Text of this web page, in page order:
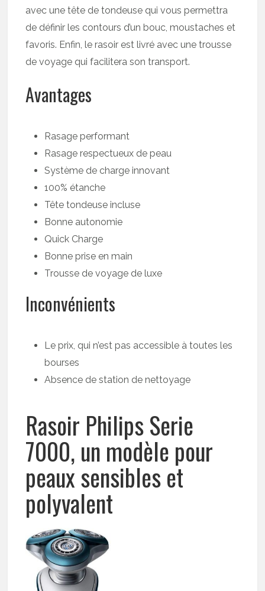
avec une tête de tondeuse qui vous permettra
de définir les contours d’un bouc, moustaches et
favoris. Enfin, le rasoir est livré avec une trousse
de voyage qui facilitera son transport.
Avantages
Rasage performant
Rasage respectueux de peau
Système de charge innovant
100% étanche
Tête tondeuse incluse
Bonne autonomie
Quick Charge
Bonne prise en main
Trousse de voyage de luxe
Inconvénients
Le prix, qui n’est pas accessible à toutes les
bourses
Absence de station de nettoyage
Rasoir Philips Serie
7000, un modèle pour
peaux sensibles et
polyvalent